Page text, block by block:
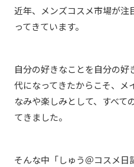
近年、メンズコスメ市場が注
ってきています。
自分の好きなことを自分の
代になってきたからこそ、メ
なみや楽しみとして、すべて
てきました。
そんな中「しゅう＠コスメ